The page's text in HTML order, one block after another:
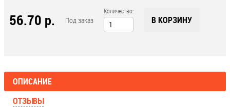
56.70 р. Под заказ
Количество:
В КОРЗИНУ
ОПИСАНИЕ
ОТЗЫВЫ